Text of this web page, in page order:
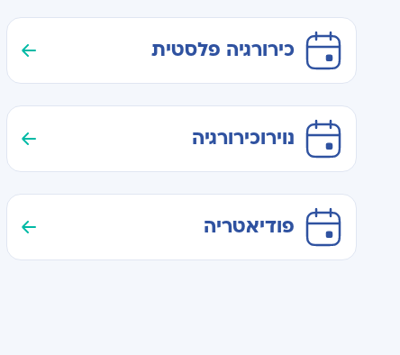
כירורגיה פלסטית
נוירוכירורגיה
פודיאטריה